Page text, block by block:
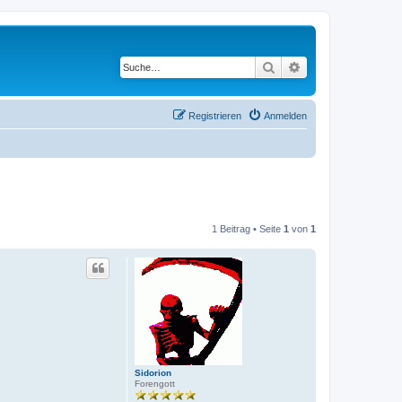
Suche
Anmelden
Registrieren
1 Beitrag • Seite 1 von 1
Sidorion
Forengott